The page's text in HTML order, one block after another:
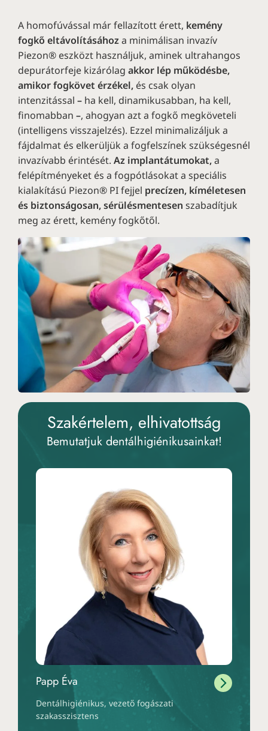
A homofúvással már fellazított érett, kemény
fogkő eltávolításáhoza minimálisan invazív
Piezon® eszközt használjuk, aminek ultrahangos
depurátorfeje kizárólag akkor lép működésbe,
amikor fogkövet érzékel, és csak olyan
intenzitással – ha kell, dinamikusabban, ha kell,
finomabban –, ahogyan azt a fogkő megköveteli
(intelligens visszajelzés). Ezzel minimalizáljuk a
fájdalmat és elkerüljük a fogfelszínek szükségesnél
invazívabb érintését. Az implantátumokat,a
felépítményeket és a fogpótlásokat a speciális
kialakítású Piezon® PI fejjel precízen, kíméletesen
és biztonságosan, sérülésmentesen szabadítjuk
meg az érett, kemény fogkőtől.
Szakértelem, elhivatottság
Bemutatjuk dentálhigiénikusainkat!
Papp Éva
Dentálhigiénikus, vezető fogászati
szakasszisztens